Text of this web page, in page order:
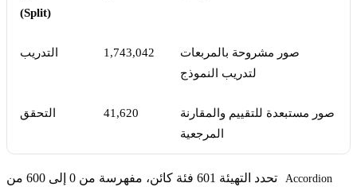
(Split)
التدريب 1,743,042
صور مشروحة بالمربعات
لتدريب النموذج
التحقق 41,620
صور مستبعدة للتقييم والمقارنة
المرجعية
Accordion